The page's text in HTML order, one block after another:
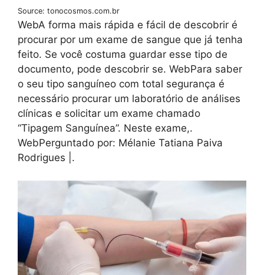
Source: tonocosmos.com.br
WebA forma mais rápida e fácil de descobrir é
procurar por um exame de sangue que já tenha
feito. Se você costuma guardar esse tipo de
documento, pode descobrir se. WebPara saber
o seu tipo sanguíneo com total segurança é
necessário procurar um laboratório de análises
clínicas e solicitar um exame chamado
“Tipagem Sanguínea”. Neste exame,.
WebPerguntado por: Mélanie Tatiana Paiva
Rodrigues |.